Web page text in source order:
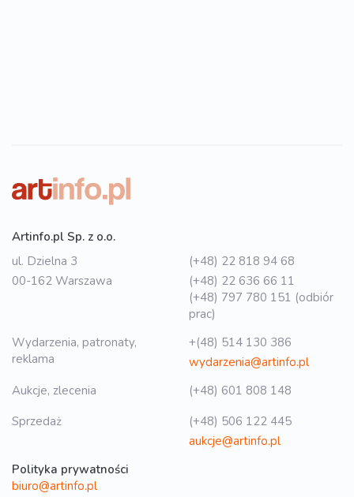
Artinfo.pl Sp. z o.o.
ul. Dzielna 3
00-162 Warszawa
(+48) 22 818 94 68
(+48) 22 636 66 11
(+48) 797 780 151 (odbiór
prac)
Wydarzenia, patronaty,
reklama
+(48) 514 130 386
wydarzenia@artinfo.pl
Aukcje, zlecenia
(+48) 601 808 148
Sprzedaż
(+48) 506 122 445
aukcje@artinfo.pl
Polityka prywatności
biuro@artinfo.pl